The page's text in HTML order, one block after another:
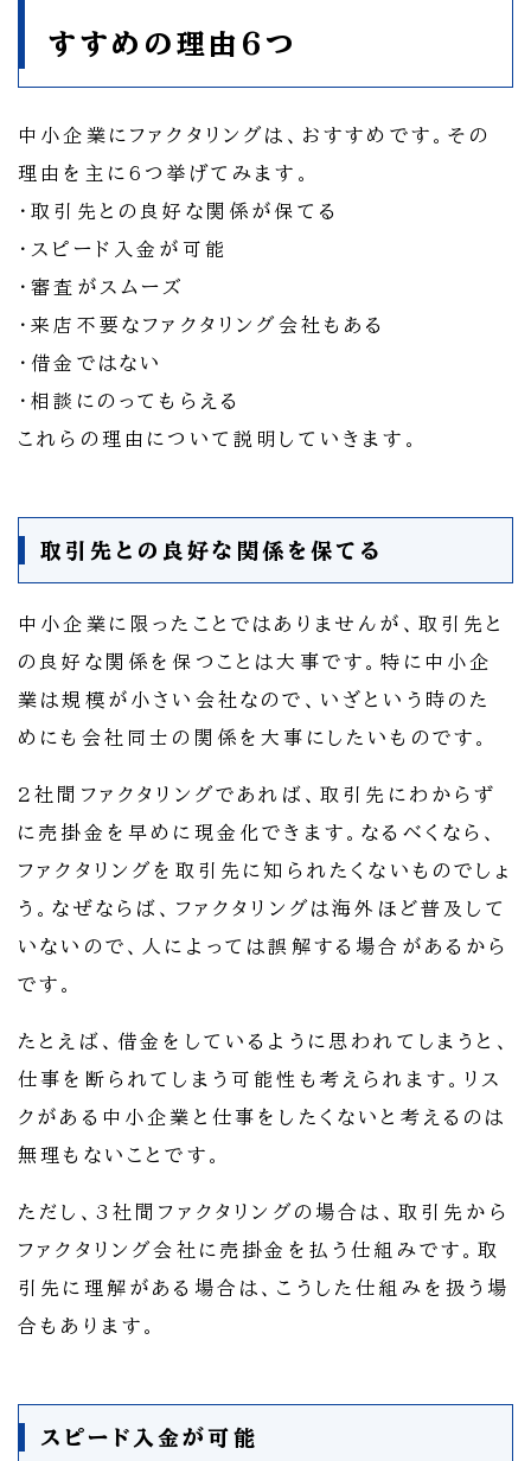
すすめの理由6つ
中小企業にファクタリングは、おすすめです。その
理由を主に6つ挙げてみます。
・取引先との良好な関係が保てる
・スピード入金が可能
・審査がスムーズ
・来店不要なファクタリング会社もある
・借金ではない
・相談にのってもらえる
これらの理由について説明していきます。
取引先との良好な関係を保てる
中小企業に限ったことではありませんが、取引先と
の良好な関係を保つことは大事です。特に中小企
業は規模が小さい会社なので、いざという時のた
めにも会社同士の関係を大事にしたいものです。
2社間ファクタリングであれば、取引先にわからず
に売掛金を早めに現金化できます。なるべくなら、
ファクタリングを取引先に知られたくないものでしょ
う。なぜならば、ファクタリングは海外ほど普及して
いないので、人によっては誤解する場合があるから
です。
たとえば、借金をしているように思われてしまうと、
仕事を断られてしまう可能性も考えられます。リス
クがある中小企業と仕事をしたくないと考えるのは
無理もないことです。
ただし、3社間ファクタリングの場合は、取引先から
ファクタリング会社に売掛金を払う仕組みです。取
引先に理解がある場合は、こうした仕組みを扱う場
合もあります。
スピード入金が可能